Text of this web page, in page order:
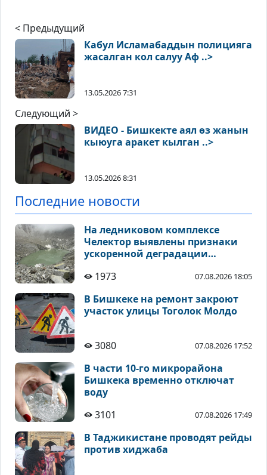
< Предыдущий
Кабул Исламабаддын полицияга
жасалган кол салуу Аф ..>
13.05.2026 7:31
Следующий >
ВИДЕО - Бишкекте аял өз жанын
кыюуга аракет кылган ..>
13.05.2026 8:31
Последние новости
На ледниковом комплексе
Челектор выявлены признаки
ускоренной деградации
1973
07.08.2026 18:05
В Бишкеке на ремонт закроют
участок улицы Тоголок Молдо
3080 07.08.2026 17:52
В части 10-го микрорайона
Бишкека временно отключат
воду
3101
07.08.2026 17:49
В Таджикистане проводят рейды
против хиджаба